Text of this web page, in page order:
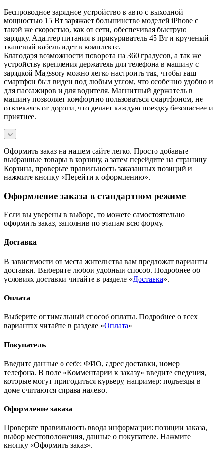
Беспроводное зарядное устройство в авто с выходной
мощностью 15 Вт заряжает большинство моделей iPhone с
такой же скоростью, как от сети, обеспечивая быструю
зарядку. Адаптер питания в прикуриватель 45 Вт и крученый
тканевый кабель идет в комплекте.
Благодаря возможности поворота на 360 градусов, а так же
устройству крепления держатель для телефона в машину с
зарядкой Magssory можно легко настроить так, чтобы ваш
смартфон был виден под любым углом, что особенно удобно и
для пассажиров и для водителя. Магнитный держатель в
машину позволяет комфортно пользоваться смартфоном, не
отвлекаясь от дороги, что делает каждую поездку безопаснее и
приятнее.
Оформить заказ на нашем сайте легко. Просто добавьте
выбранные товары в корзину, а затем перейдите на страницу
Корзина, проверьте правильность заказанных позиций и
нажмите кнопку «Перейти к оформлению».
Оформление заказа в стандартном режиме
Если вы уверены в выборе, то можете самостоятельно
оформить заказ, заполнив по этапам всю форму.
Доставка
В зависимости от места жительства вам предложат варианты
доставки. Выберите любой удобный способ. Подробнее об
условиях доставки читайте в разделе «Доставка».
Оплата
Выберите оптимальный способ оплаты. Подробнее о всех
вариантах читайте в разделе «Оплата»
Покупатель
Введите данные о себе: ФИО, адрес доставки, номер
телефона. В поле «Комментарии к заказу» введите сведения,
которые могут пригодиться курьеру, например: подъезды в
доме считаются справа налево.
Оформление заказа
Проверьте правильность ввода информации: позиции заказа,
выбор местоположения, данные о покупателе. Нажмите
кнопку «Оформить заказ».